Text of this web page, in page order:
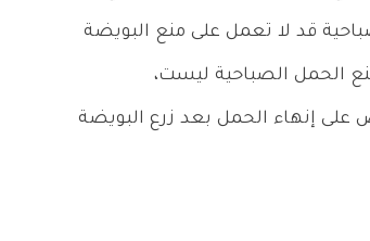
قد لا تعمل على منع البويضة
الحمل الصباحية ليست،
إنهاء الحمل بعد زرع البويضة